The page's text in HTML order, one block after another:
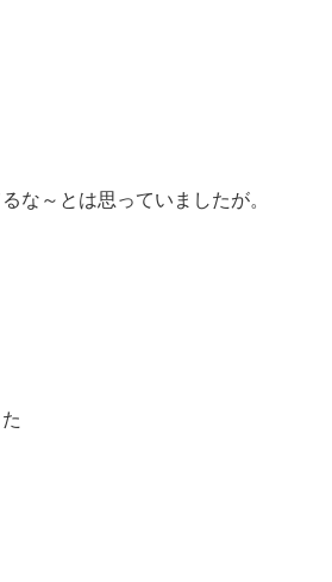
な～とは思っていましたが。